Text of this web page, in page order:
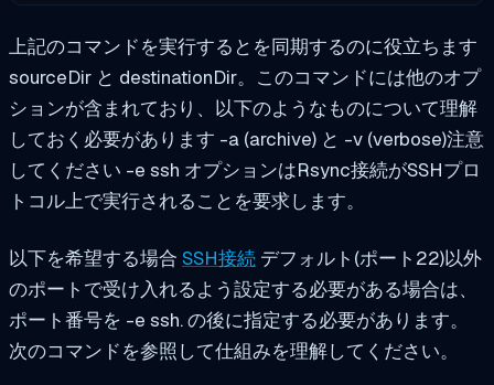
上記のコマンドを実行するとを同期するのに役立ちます
sourceDir と destinationDir。このコマンドには他のオプ
ションが含まれており、以下のようなものについて理解
しておく必要があります -a (archive) と -v (verbose)注意
してください -e ssh オプションはRsync接続がSSHプロ
トコル上で実行されることを要求します。
以下を希望する場合 SSH接続 デフォルト(ポート22)以外
のポートで受け入れるよう設定する必要がある場合は、
ポート番号を -e ssh.の後に指定する必要があります。
次のコマンドを参照して仕組みを理解してください。